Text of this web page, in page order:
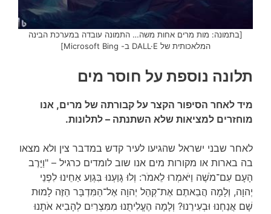
[בתמונה: מות מרים אחות משה… התמונה עובדה במערכת הבינה
המלאכותית של DALL·E ב- Microsoft Bing]
תלונה נוספת על חוסר מים
מיד לאחר הסיפור הקצר על קבורתה של מרים, אנו
מוחזרים למציאות שלא השתנתה – לתלונות.
לאחר שבני ישראל שהגיעו לעיר קדש במדבר צין ולא מצאו
בה בארות או מקורות מים אנו שוב לומדים כרגיל – "וַיָּרֶב
הָעָם עִם־מֹשֶׁה וַיֹּאמְרוּ לֵאמֹר: וְלוּ גָוַעְנוּ בִּגְוַע אַחֵינוּ לִפְנֵי
יְהוָה, וְלָמָה הֲבֵאתֶם אֶת־קְהַל יְהוָה אֶל־הַמִּדְבָּר הַזֶּה לָמוּת
שָׁם אֲנַחְנוּ וּבְעִירֵנוּ? וְלָמָה הֶעֱלִיתֻנוּ מִמִּצְרַיִם לְהָבִיא אֹתָנוּ